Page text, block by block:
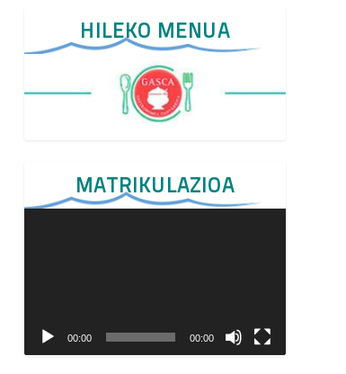
HILEKO MENUA
MATRIKULAZIOA
00:00 00:00